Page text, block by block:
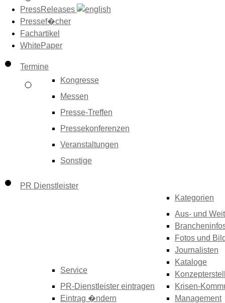
PressReleases
Pressef�cher
Fachartikel
WhitePaper
Termine
Kongresse
Messen
Presse-Treffen
Pressekonferenzen
Veranstaltungen
Sonstige
PR Dienstleister
Service
PR-Dienstleister eintragen
Eintrag �ndern
Kategorien
Aus- und
Fotos und
Journalisten
Kataloge
Krisen-
Management